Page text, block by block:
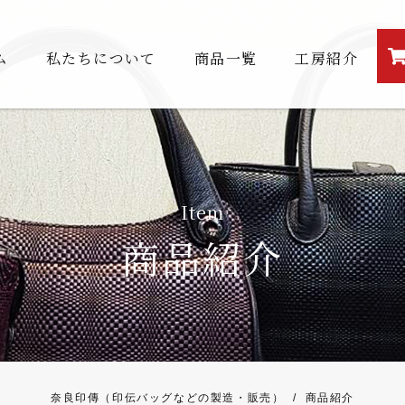
私たちについて 商品一覧 工房紹介
Item
商品紹介
奈良印傳（印伝バッグなどの製造・販売） / 商品紹介